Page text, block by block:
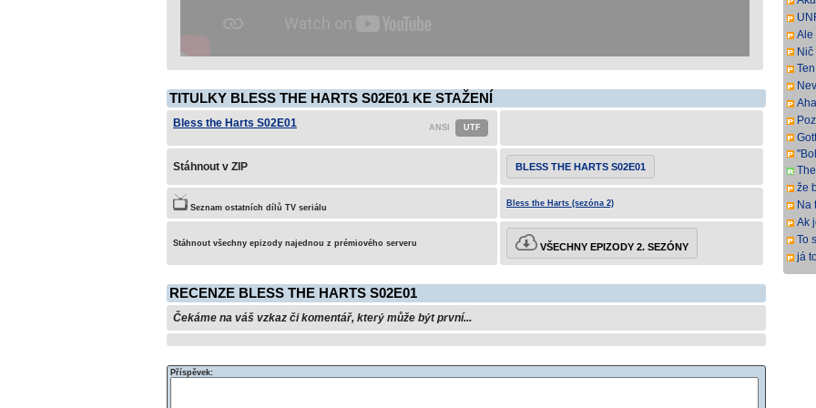
TITULKY BLESS THE HARTS S02E01 KE STAŽENÍ
Bless the Harts S02E01
Stáhnout v ZIP BLESS THE HARTS S02E01
Seznam ostatních dílů TV seriálu Bless the Harts (sezóna 2)
Stáhnout všechny epizody najednou z prémiového serveru VŠECHNY EPIZODY 2. SEZÓNY
RECENZE BLESS THE HARTS S02E01
Čekáme na váš vzkaz či komentář, který může být první...
Příspěvek:
full
Ale
ma
že
Na
Ak
To
já